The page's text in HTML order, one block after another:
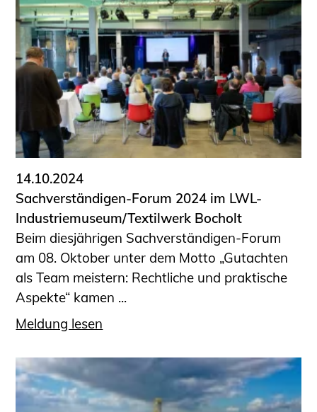
14.10.2024
Sachverständigen-Forum 2024 im LWL-
Industriemuseum/Textilwerk Bocholt
Beim diesjährigen Sachverständigen-Forum
am 08. Oktober unter dem Motto „Gutachten
als Team meistern: Rechtliche und praktische
Aspekte“ kamen ...
Meldung lesen